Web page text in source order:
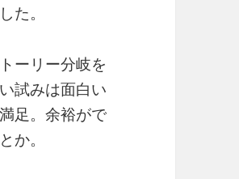
た。
ーリー分岐を
試みは面白い
足。余裕がで
か。